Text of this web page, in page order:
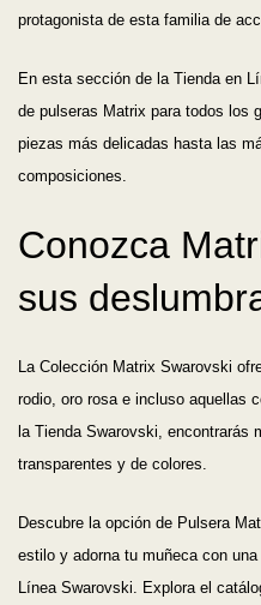
protagonista de esta familia de
En esta sección de la Tienda en
de pulseras Matrix para todos los
piezas más delicadas hasta las
composiciones.
Conozca
sus
La Colección Matrix Swarovski
rodio, oro rosa e incluso aquellas
la Tienda Swarovski, encontrarás
transparentes y de colores.
Descubre la opción de Pulsera
estilo y adorna tu muñeca con
Línea Swarovski. Explora el